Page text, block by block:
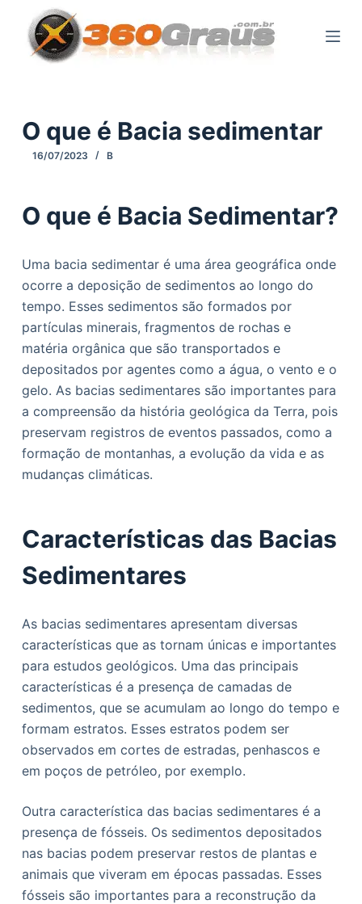
p
o
n
e
ú
d
o
O que é Bacia sedimentar
16/07/2023 B
O que é Bacia Sedimentar?
Uma bacia sedimentar é uma área geográfica onde
ocorre a deposição de sedimentos ao longo do
tempo. Esses sedimentos são formados por
partículas minerais, fragmentos de rochas e
matéria orgânica que são transportados e
depositados por agentes como a água, o vento e o
gelo. As bacias sedimentares são importantes para
a compreensão da história geológica da Terra, pois
preservam registros de eventos passados, como a
formação de montanhas, a evolução da vida e as
mudanças climáticas.
Características das Bacias
Sedimentares
As bacias sedimentares apresentam diversas
características que as tornam únicas e importantes
para estudos geológicos. Uma das principais
características é a presença de camadas de
sedimentos, que se acumulam ao longo do tempo e
formam estratos. Esses estratos podem ser
observados em cortes de estradas, penhascos e
em poços de petróleo, por exemplo.
Outra característica das bacias sedimentares é a
presença de fósseis. Os sedimentos depositados
nas bacias podem preservar restos de plantas e
animais que viveram em épocas passadas. Esses
fósseis são importantes para a reconstrução da